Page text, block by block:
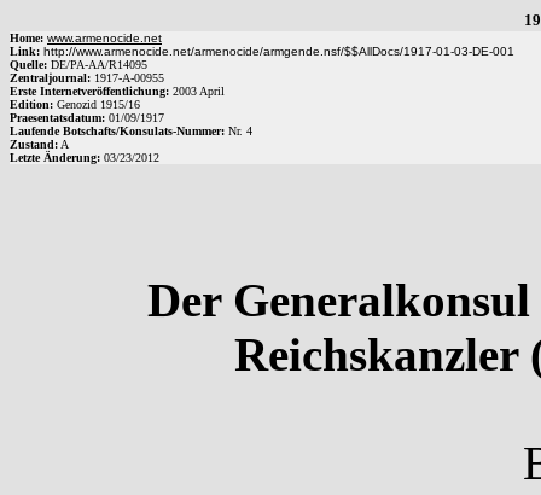
Home: www.armenocide.net
Link: http://www.armenocide.net/armenocide/armgende.nsf/$$AllDocs/1917-01-03-DE-001
Quelle: DE/PA-AA/R14095
Zentraljournal: 1917-A-00955
Erste Internetveröffentlichung: 2003 April
Edition: Genozid 1915/16
Praesentatsdatum: 01/09/1917
Laufende Botschafts/Konsulats-Nummer: Nr. 4
Zustand: A
Letzte Änderung: 03/23/2012
Der
Reichskanzler